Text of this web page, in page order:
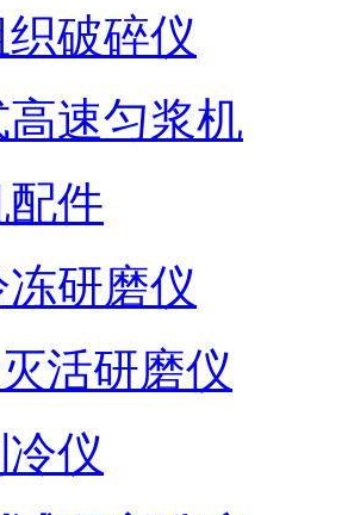
破碎仪
速匀浆机
件
研磨仪
活研磨仪
仪